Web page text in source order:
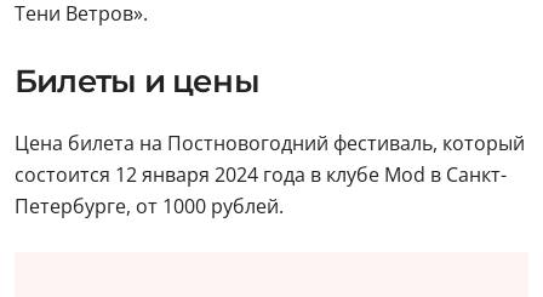
Тени Ветров».
Билеты и цены
Цена билета на Постновогодний фестиваль, который
состоится 12 января 2024 года в клубе Mod в Санкт-
Петербурге, от 1000 рублей.